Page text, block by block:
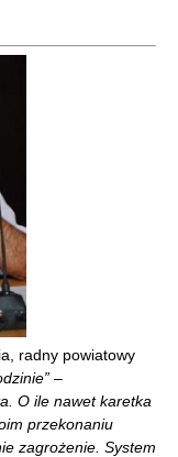
radny powiatowy
–
O ile nawet karetka
przekonaniu
zagrożenie. System